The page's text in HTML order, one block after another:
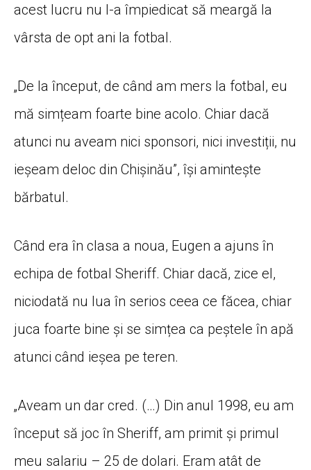
acest lucru nu l-a împiedicat să meargă la
vârsta de opt ani la fotbal.
„De la început, de când am mers la fotbal, eu
mă simțeam foarte bine acolo. Chiar dacă
atunci nu aveam nici sponsori, nici investiții, nu
ieșeam deloc din Chișinău”, își amintește
bărbatul.
Când era în clasa a noua, Eugen a ajuns în
echipa de fotbal Sheriff. Chiar dacă, zice el,
niciodată nu lua în serios ceea ce făcea, chiar
juca foarte bine și se simțea ca peștele în apă
atunci când ieșea pe teren.
„Aveam un dar cred. (…) Din anul 1998, eu am
început să joc în Sheriff, am primit și primul
meu salariu – 25 de dolari. Eram atât de